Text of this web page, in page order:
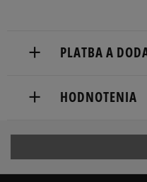
PLATBA A
Dostupné spôsoby
kuriér,
packeta (zásielkovňa
HODNOTENIA